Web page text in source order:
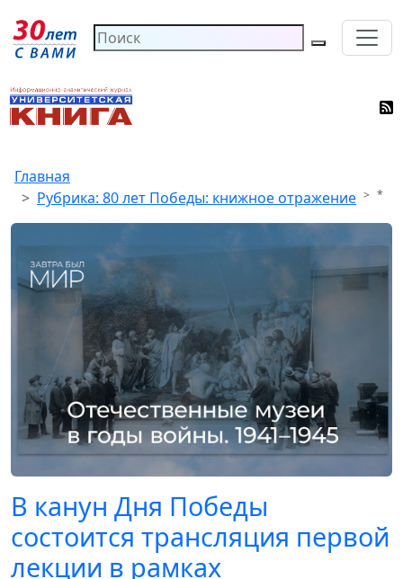
Главная
Рубрика: 80 лет Победы: книжное отражение
*
В канун Дня Победы
состоится трансляция первой
лекции в рамках